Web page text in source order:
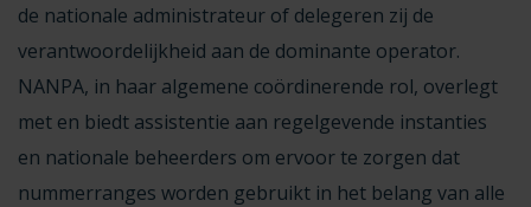
de nationale administrateur of delegeren zij de
verantwoordelijkheid aan de dominante operator.
NANPA, in haar algemene coördinerende rol, overlegt
met en biedt assistentie aan regelgevende instanties
en nationale beheerders om ervoor te zorgen dat
nummerranges worden gebruikt in het belang van alle